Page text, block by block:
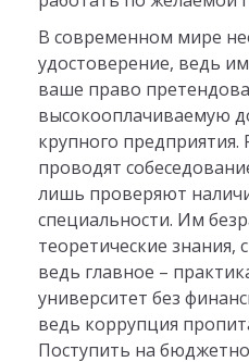
В современном мире
удостоверение, ведь
ваше право
высокооплачиваемую
крупного предприятия.
проводят
лишь проверяют
специальности. Им
теоретические знания,
ведь главное –
университет без
ведь коррупция
Поступить на